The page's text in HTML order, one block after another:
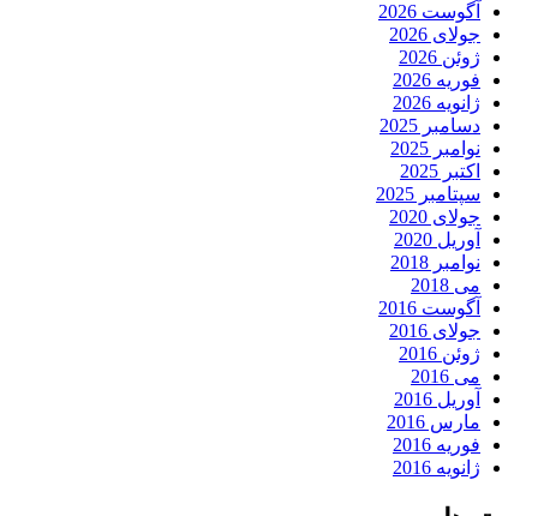
آگوست 2026
جولای 2026
ژوئن 2026
فوریه 2026
ژانویه 2026
دسامبر 2025
نوامبر 2025
اکتبر 2025
سپتامبر 2025
جولای 2020
آوریل 2020
نوامبر 2018
می 2018
آگوست 2016
جولای 2016
ژوئن 2016
می 2016
آوریل 2016
مارس 2016
فوریه 2016
ژانویه 2016